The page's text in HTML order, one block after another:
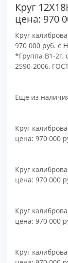
Круг
цена: 970
Круг
970 000 руб. с
*Группа В1-2г,
2590-2006,
Еще из
Круг
цена: 970 000
Круг
цена: 970 000
Круг
цена: 970 000
Круг